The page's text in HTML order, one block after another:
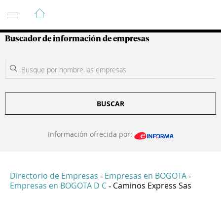
Guía de Empresas Colombianas
Buscador de información de empresas
BUSCAR
Información ofrecida por:
Directorio de Empresas - Empresas en BOGOTA -
Empresas en BOGOTA D C - Caminos Express Sas